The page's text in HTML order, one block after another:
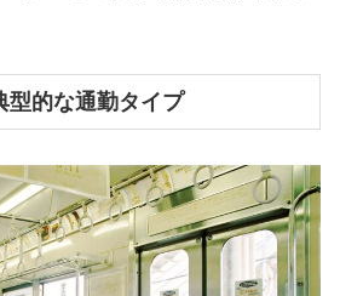
型的な通勤タイプ